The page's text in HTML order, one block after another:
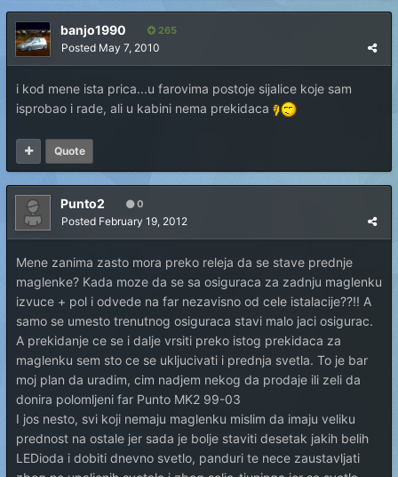
banjo1990 265
Posted May 7, 2010
i kod mene ista prica...u farovima postoje sijalice koje sam
isprobao i rade, ali u kabini nema prekidaca
Quote
Punto2 0
Posted February 19, 2012
Mene zanima zasto mora preko releja da se stave prednje
maglenke? Kada moze da se sa osiguraca za zadnju maglenku
izvuce + pol i odvede na far nezavisno od cele istalacije??!! A
samo se umesto trenutnog osiguraca stavi malo jaci osigurac.
A prekidanje ce se i dalje vrsiti preko istog prekidaca za
maglenku sem sto ce se ukljucivati i prednja svetla. To je bar
moj plan da uradim, cim nadjem nekog da prodaje ili zeli da
donira polomljeni far Punto MK2 99-03
I jos nesto, svi koji nemaju maglenku mislim da imaju veliku
prednost na ostale jer sada je bolje staviti desetak jakih belih
LEDioda i dobiti dnevno svetlo, panduri te nece zaustavljati